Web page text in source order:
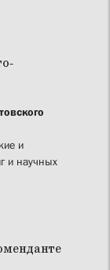
и
и научных